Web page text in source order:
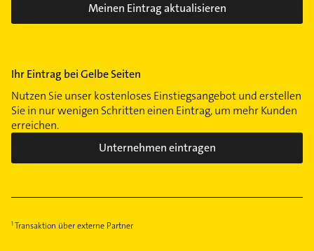
Meinen Eintrag aktualisieren
Ihr Eintrag bei Gelbe Seiten
Nutzen Sie unser kostenloses Einstiegsangebot und erstellen
Sie in nur wenigen Schritten einen Eintrag, um mehr Kunden
erreichen.
Unternehmen eintragen
Transaktion über externe Partner